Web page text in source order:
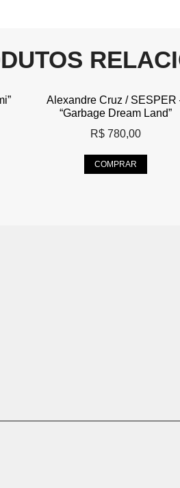
Alexandre Cruz / SESPER
“Garbage Dream Land”
R$ 780,00
COMPRAR